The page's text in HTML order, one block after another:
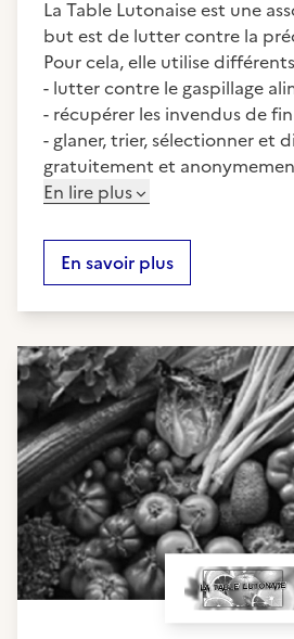
La Table Lutonaise est une
but est de lutter contre la
Pour cela, elle utilise
- lutter contre le gaspillage
- récupérer les invendus de
- glaner, trier, sélectionner et
gratuitement et
En lire plus
En savoir plus